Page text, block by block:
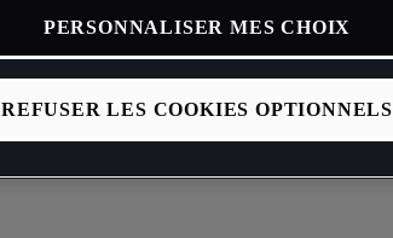
REFUSER LES COOKIES OPTIONNELS
PERSONNALISER MES CHOIX